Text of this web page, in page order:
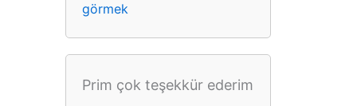
görmek
Prim çok teşekkür ederim